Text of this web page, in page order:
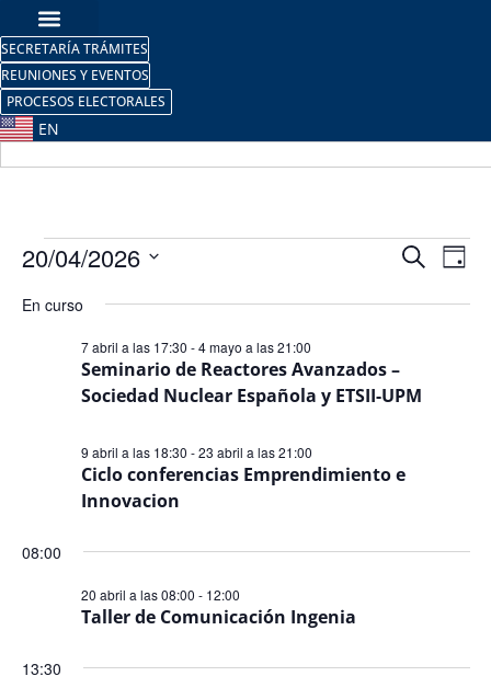
SECRETARÍA TRÁMITES
REUNIONES Y EVENTOS
PROCESOS ELECTORALES
EN
de
y
de
BuscarDía
20/04/2026
la
fecha.
En curso
Seminario de Reactores Avanzados –
Sociedad Nuclear Española y ETSII-UPM
7 abril a las 17:30 -4 mayo a las 21:00
Ciclo conferencias Emprendimiento e
Innovacion
9 abril a las 18:30 -23 abril a las 21:00
08:00
Taller de Comunicación Ingenia
20 abril a las 08:00 - 12:00
13:30